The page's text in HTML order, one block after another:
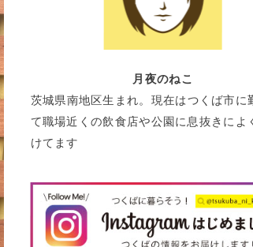
月夜のねこ
茨城県南地区生まれ。現在はつくば市に
て職場近くの飲食店や公園に息抜きによ
けてます